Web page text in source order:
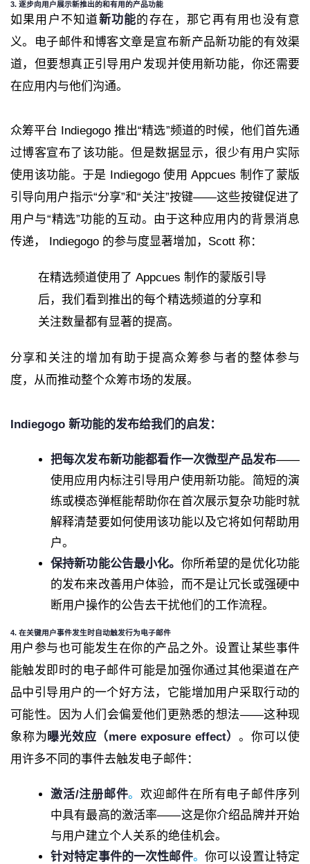
3. 逐步向用户展示新推出的和有用的产品功能
如果用户不知道新功能的存在，那它再有用也没有意
义。电子邮件和博客文章是宣布新产品新功能的有效渠
道，但要想真正引导用户发现并使用新功能，你还需要
在应用内与他们沟通。
众筹平台 Indiegogo 推出“精选”频道的时候，他们首先通
过博客宣布了该功能。但是数据显示，很少有用户实际
使用该功能。于是 Indiegogo 使用 Appcues 制作了蒙版
引导向用户指示“分享”和“关注”按键——这些按键促进了
用户与“精选”功能的互动。由于这种应用内的背景消息
传递， Indiegogo 的参与度显著增加，Scott 称：
在精选频道使用了 Appcues 制作的蒙版引导
后，我们看到推出的每个精选频道的分享和
关注数量都有显著的提高。
分享和关注的增加有助于提高众筹参与者的整体参与
度，从而推动整个众筹市场的发展。
Indiegogo 新功能的发布给我们的启发：
把每次发布新功能都看作一次微型产品发布——
使用应用内标注引导用户使用新功能。简短的演
练或模态弹框能帮助你在首次展示复杂功能时就
解释清楚要如何使用该功能以及它将如何帮助用
户。
保持新功能公告最小化。 你所希望的是优化功能
的发布来改善用户体验，而不是让冗长或强硬中
断用户操作的公告去干扰他们的工作流程。
4. 在关键用户事件发生时自动触发行为电子邮件
用户参与也可能发生在你的产品之外。设置让某些事件
能触发即时的电子邮件可能是加强你通过其他渠道在产
品中引导用户的一个好方法，它能增加用户采取行动的
可能性。因为人们会偏爱他们更熟悉的想法——这种现
象称为 曝光效应（mere exposure effect） 。你可以使
用许多不同的事件去触发电子邮件：
激活/注册邮件。 欢迎邮件在所有电子邮件序列
中具有最高的激活率——这是你介绍品牌并开始
与用户建立个人关系的绝佳机会。
针对特定事件的一次性邮件。 你可以设置让特定